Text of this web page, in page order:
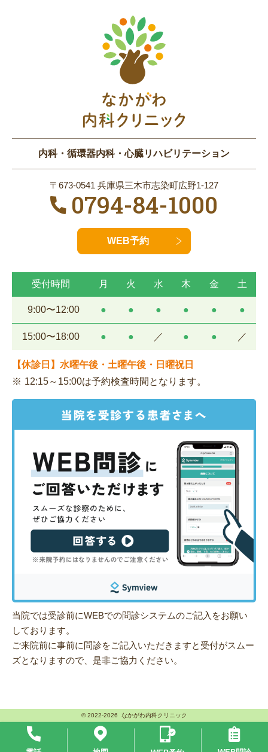
内科・循環器内科・心臓リハビリテーション
〒673-0541 兵庫県三木市志染町広野1-127
0794-84-1000
WEB予約
受付時間 月 火 水 木 金 土
9:00〜12:00 ● ● ● ● ● ●
15:00〜18:00 ● ● ／ ● ● ／
【休診日】水曜午後・土曜午後・日曜祝日
12:15～15:00は予約検査時間となります。
当院では受診前にWEBでの問診システムのご記入をお願い
しております。
ご来院前に事前に問診をご記入いただきますと受付がスムー
ズとなりますので、是非ご協力ください。
© 2022-2026 なかがわ内科クリニック